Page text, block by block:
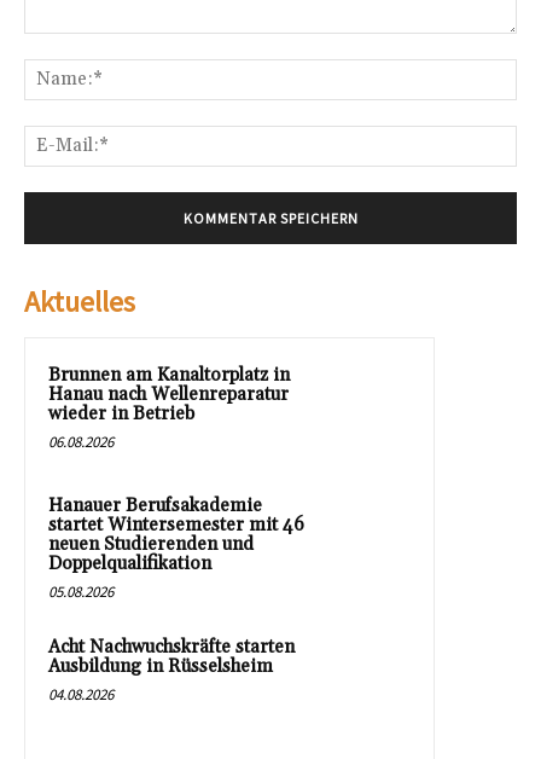
Aktuelles
Brunnen am Kanaltorplatz in
Hanau nach Wellenreparatur
wieder in Betrieb
06.08.2026
Hanauer Berufsakademie
startet Wintersemester mit 46
neuen Studierenden und
Doppelqualifikation
05.08.2026
Acht Nachwuchskräfte starten
Ausbildung in Rüsselsheim
04.08.2026